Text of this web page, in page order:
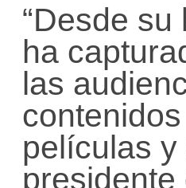
“Desde
ha
las
películas